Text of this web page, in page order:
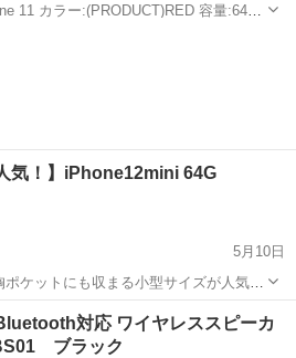
11 カラー:(PRODUCT)RED 容量:64
気！】iPhone12mini 64G
5月10日
ます。そのため純正ではない部品が
対応 ワイヤレススピーカ
ブラック